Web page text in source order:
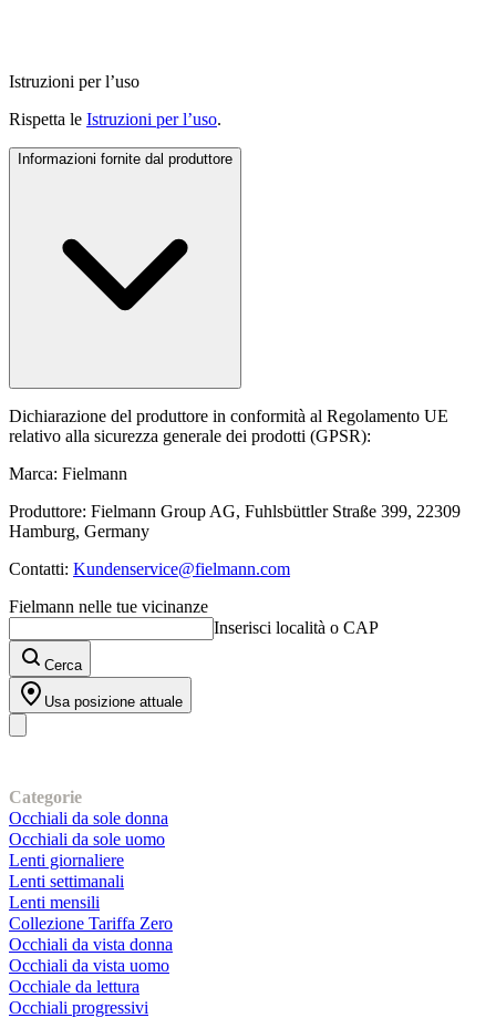
Istruzioni per l’uso
Rispetta le Istruzioni per l’uso.
Informazioni fornite dal produttore
Dichiarazione del produttore in conformità al Regolamento UE
relativo alla sicurezza generale dei prodotti (GPSR):
Marca: Fielmann
Produttore: Fielmann Group AG, Fuhlsbüttler Straße 399, 22309
Hamburg, Germany
Contatti: Kundenservice@fielmann.com
Fielmann nelle tue vicinanze
Inserisci località o CAP
Cerca
Usa posizione attuale
Categorie
Occhiali da sole donna
Occhiali da sole uomo
Lenti giornaliere
Lenti settimanali
Lenti mensili
Collezione Tariffa Zero
Occhiali da vista donna
Occhiali da vista uomo
Occhiale da lettura
Occhiali progressivi